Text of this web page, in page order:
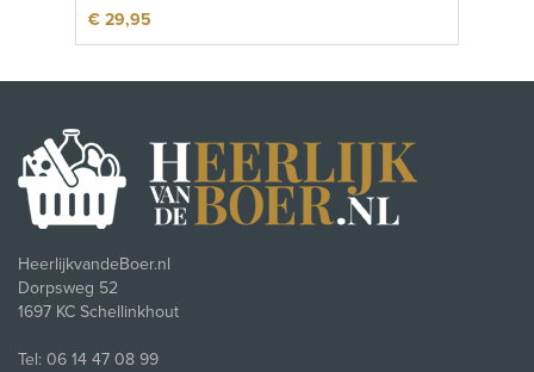
€ 29,95
HeerlijkvandeBoer.nl
Dorpsweg 52
1697 KC Schellinkhout
Tel: 06 14 47 08 99